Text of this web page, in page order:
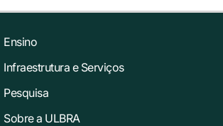
Ensino
Infraestrutura e Serviços
Pesquisa
Sobre a ULBRA